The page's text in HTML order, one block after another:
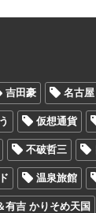
吉田豪 名古屋
仮想通貨
不破哲三
温泉旅館
有吉 かりそめ天国